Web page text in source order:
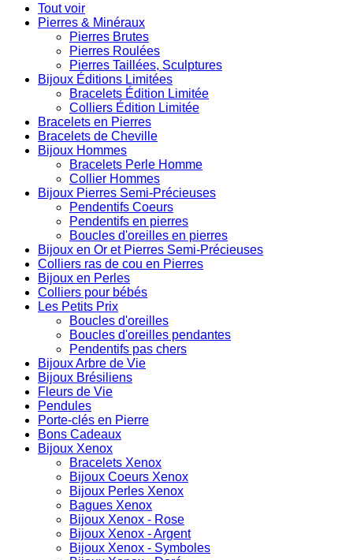
Tout voir
Pierres & Minéraux
Pierres Brutes
Pierres Roulées
Pierres Taillées, Sculptures
Bijoux Éditions Limitées
Bracelets Édition Limitée
Colliers Édition Limitée
Bracelets en Pierres
Bracelets de Cheville
Bijoux Hommes
Bracelets Perle Homme
Collier Hommes
Bijoux Pierres Semi-Précieuses
Pendentifs Coeurs
Pendentifs en pierres
Boucles d'oreilles en pierres
Bijoux en Or et Pierres Semi-Précieuses
Colliers ras de cou en Pierres
Bijoux en Perles
Colliers pour bébés
Les Petits Prix
Boucles d'oreilles
Boucles d'oreilles pendantes
Pendentifs pas chers
Bijoux Arbre de Vie
Bijoux Brésiliens
Fleurs de Vie
Pendules
Porte-clés en Pierre
Bons Cadeaux
Bijoux Xenox
Bracelets Xenox
Bijoux Coeurs Xenox
Bijoux Perles Xenox
Bagues Xenox
Bijoux Xenox - Rose
Bijoux Xenox - Argent
Bijoux Xenox - Symboles